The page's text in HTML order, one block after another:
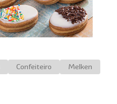
Confeiteiro
Melken